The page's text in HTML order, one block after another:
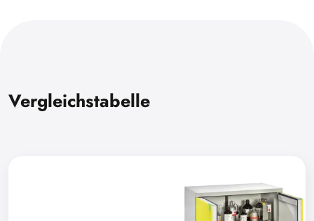
Vergleichstabelle